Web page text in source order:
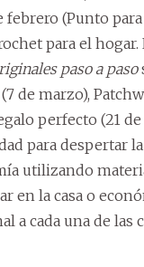
febrero (Punto
para el
paso a paso
de marzo),
perfecto (21 de
para despertar
utilizando
en la casa o
a cada una de las